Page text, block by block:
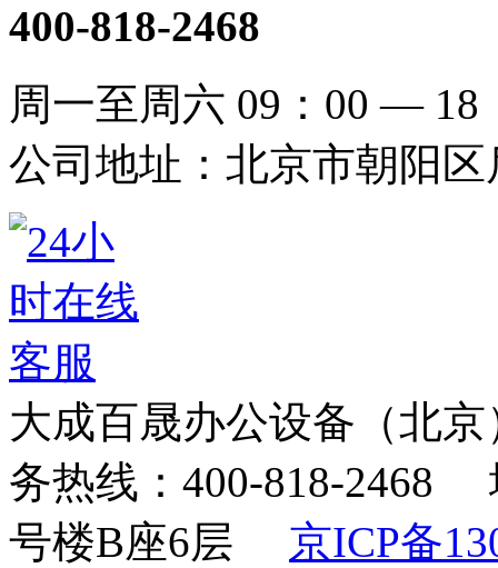
400-818-2468
周一至周六 09：00 — 18
公司地址：北京市朝阳
大成百晟办公设备（北
务热线：400-818-2468
号楼B座6层 京ICP备